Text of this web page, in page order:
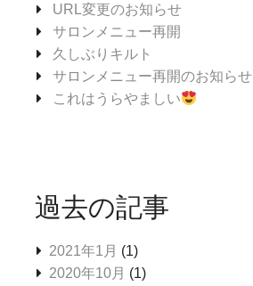
URL変更のお知らせ
サロンメニュー再開
久しぶりキルト
サロンメニュー再開のお知らせ
これはうらやましい
過去の記事
2021年1月 (1)
2020年10月 (1)